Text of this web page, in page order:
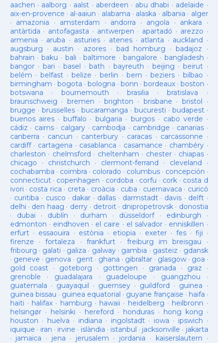
aachen · aalborg · aalst · aberdeen · abu dhabi · adelaide ·
aix-en-provence · al-aaiun · alabama · alaska · albania · alger
· amazonia · amsterdam · andorra · angola · ankara ·
antàrtida · antofagasta · antwerpen · apartadó · arezzo ·
armenia · aruba · asturies· atenes· atlanta · auckland ·
augsburg · austin · azores·bad homburg ·badajoz ·
bahrain ·baku · bali ·baltimore ·bangalore · bangladesh ·
bangor· bari ·basel ·bath · bayreuth ·beijing ·beirut ·
belém · belfast· belize · berlin ·bern ·beziers ·bilbao ·
birmingham · bogota · bologna ·bonn ·bordeaux ·boston ·
botswana · bournemouth ·brasilia ·bratislava ·
braunschweig · bremen ·brighton · brisbane · bristol ·
brugge · brusselles· bucaramanga · bucuresti · budapest·
buenos aires· buffalo · bulgaria · burgos· cabo verde ·
cádiz · cairns· calgary · cambodja · cambridge · canarias·
canberra · cancun · canterbury · caracas · carcassonne ·
cardiff· cartagena · casablanca · casamance · chambéry·
charleston · chelmsford · cheltenham · chester· chiapas ·
chicago · christchurch · clermont-ferrand · cleveland ·
cochabamba · coimbra · colorado · columbus· concepción ·
connecticut· copenhagen · cordoba · corfu · cork · costa d
ivori · costa rica · creta · croàcia · cuba · cuernavaca · curicó
· curitiba · cusco · dakar · dallas · darmstadt· davis · delft ·
delhi · den haag · derry· detroit· dnipropetrovsk· donostia
· dubai · dublín · durham · düsseldorf· edinburgh ·
edmonton · eindhoven · el caire · el salvador · enniskillen ·
erfurt· essaouira · estònia · etiopia · exeter· fes· fiji ·
firenze ·fortaleza · frankfurt· freiburg im breisgau ·
fribourg · galati · galiza · galway· gambia · gasteiz · gdansk
· geneve · genova · gent· ghana · gibraltar· glasgow· goa ·
gold coast · goteborg · gottingen · granada · graz ·
grenoble · guadalajara · guadeloupe · guangzhou ·
guatemala · guayaquil · guernsey· guildford · guinea ·
guinea bissau · guinea equatorial · guyane française · haifa ·
haiti · halifax · hamburg · hawaii · heidelberg · heilbronn ·
helsingør· helsinki · hereford · honduras· hong kong ·
houston · huelva · indiana · ingolstadt· iowa · ipswich ·
iquique · iran · irvine · islàndia · istanbul · jacksonville · jakarta
· jamaica · jena · jerusalem · jordania · kaiserslautern ·